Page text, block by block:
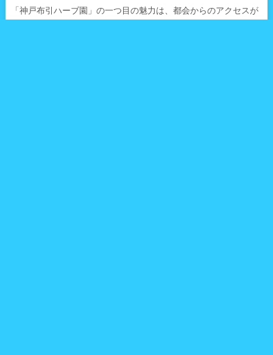
「神戸布引ハーブ園」の一つ目の魅力は、都会からのアクセスが